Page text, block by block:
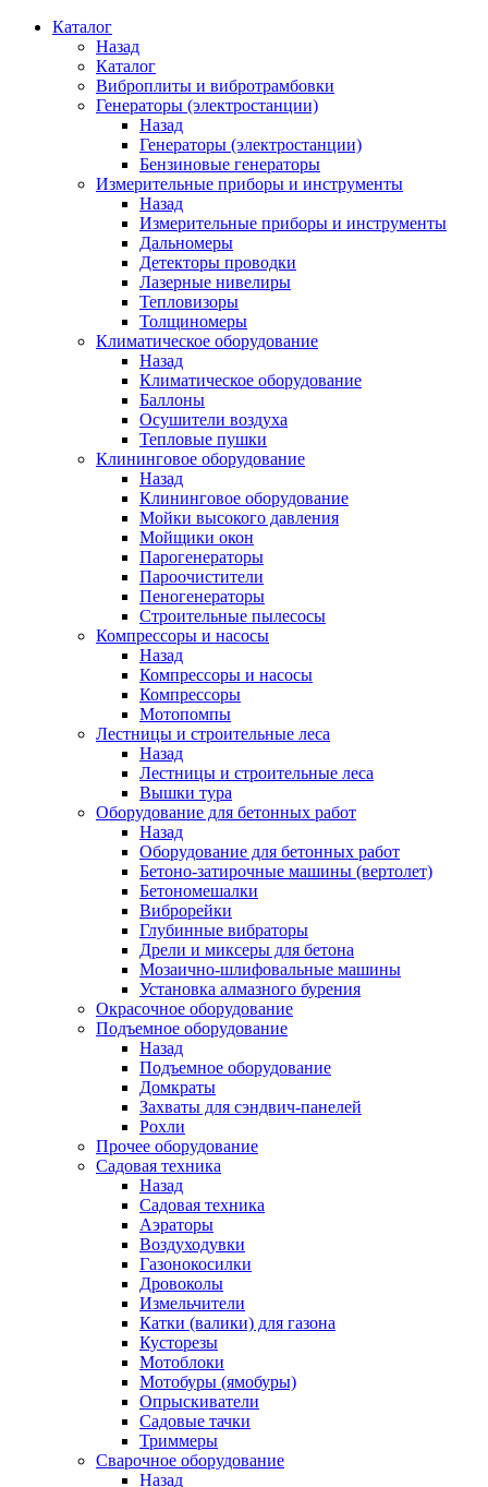
Каталог
Назад
Каталог
Виброплиты и вибротрамбовки
Генераторы (электростанции)
Назад
Генераторы (электростанции)
Бензиновые генераторы
Измерительные приборы и инструменты
Назад
Измерительные приборы и инструменты
Дальномеры
Детекторы проводки
Лазерные нивелиры
Тепловизоры
Толщиномеры
Климатическое оборудование
Назад
Климатическое оборудование
Баллоны
Осушители воздуха
Тепловые пушки
Клининговое оборудование
Назад
Клининговое оборудование
Мойки высокого давления
Мойщики окон
Парогенераторы
Пароочистители
Пеногенераторы
Строительные пылесосы
Компрессоры и насосы
Назад
Компрессоры и насосы
Компрессоры
Мотопомпы
Лестницы и строительные леса
Назад
Лестницы и строительные леса
Вышки тура
Оборудование для бетонных работ
Назад
Оборудование для бетонных работ
Бетоно-затирочные машины (вертолет)
Бетономешалки
Виброрейки
Глубинные вибраторы
Дрели и миксеры для бетона
Мозаично-шлифовальные машины
Установка алмазного бурения
Окрасочное оборудование
Подъемное оборудование
Назад
Подъемное оборудование
Домкраты
Захваты для сэндвич-панелей
Рохли
Прочее оборудование
Садовая техника
Назад
Садовая техника
Аэраторы
Воздуходувки
Газонокосилки
Дровоколы
Измельчители
Катки (валики) для газона
Кусторезы
Мотоблоки
Мотобуры (ямобуры)
Опрыскиватели
Садовые тачки
Триммеры
Сварочное оборудование
Назад